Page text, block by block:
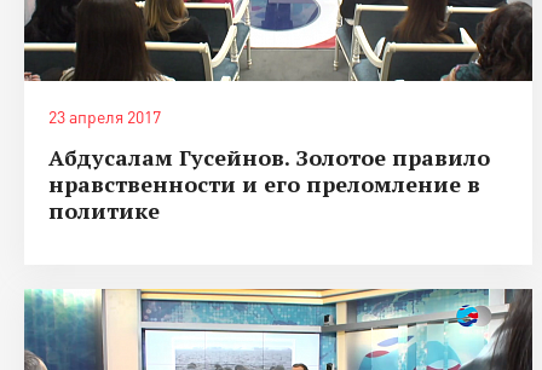
23 апреля 2017
Абдусалам Гусейнов. Золотое правило
нравственности и его преломление в
политике